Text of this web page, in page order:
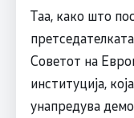
Таа, како што
Советот на
институција,
унапредува